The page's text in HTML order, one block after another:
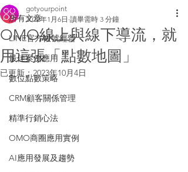
所有文章
LINE官方帳號經營
最佳案例應用
數位點數策略
CRM顧客關係管理
精準行銷心法
OMO商圈應用實例
AI應用發展及趨勢
OMO線上與線下導流，就
用這張「點數地圖」
gotyourpoint
2022年1月6日 讀畢需時 3 分鐘
已更新：2023年10月4日